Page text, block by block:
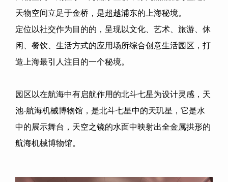
天物空间立足于金桥，是超越浦东的上海秘境。
定位以社交作为目的的，呈现以文化、艺术、旅游、休
闲、餐饮、生活方式的应用场所综合创意生活园区，打
造上海最引人注目的一个秘境。
园区以在航海中有启航作用的北斗七星为设计灵感，天
池-航海机械博物馆，是北斗七星中的天玑星，它是水
中的展示舞台，天空之镜的水面中映射出全金属拱形的
航海机械博物馆。